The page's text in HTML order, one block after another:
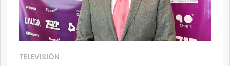
TELEVISIÓN